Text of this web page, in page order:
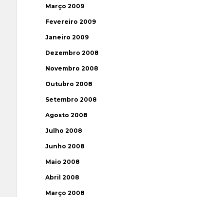
Março 2009
Fevereiro 2009
Janeiro 2009
Dezembro 2008
Novembro 2008
Outubro 2008
Setembro 2008
Agosto 2008
Julho 2008
Junho 2008
Maio 2008
Abril 2008
Março 2008